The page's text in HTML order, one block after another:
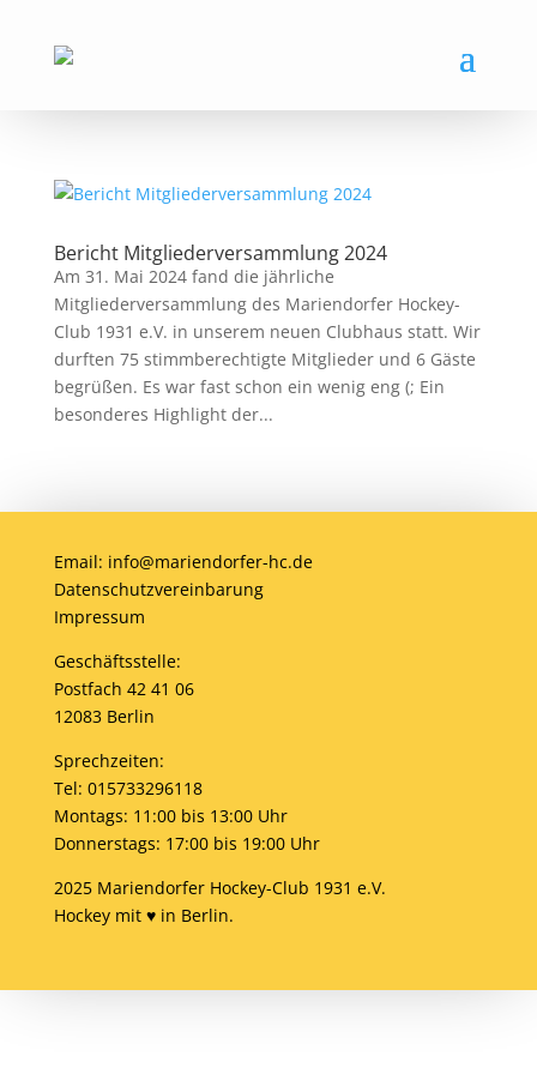
Bericht Mitgliederversammlung 2024
Am 31. Mai 2024 fand die jährliche
Mitgliederversammlung des Mariendorfer Hockey-
Club 1931 e.V. in unserem neuen Clubhaus statt. Wir
durften 75 stimmberechtigte Mitglieder und 6 Gäste
begrüßen. Es war fast schon ein wenig eng (; Ein
besonderes Highlight der...
Email: info@mariendorfer-hc.de
Datenschutzvereinbarung
Impressum
Geschäftsstelle:
Postfach 42 41 06
12083 Berlin
Sprechzeiten:
Tel: 015733296118
Montags: 11:00 bis 13:00 Uhr
Donnerstags: 17:00 bis 19:00 Uhr
2025 Mariendorfer Hockey-Club 1931 e.V.
Hockey mit ♥ in Berlin.